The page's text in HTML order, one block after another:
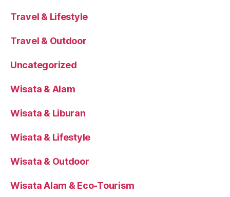
Travel & Lifestyle
Travel & Outdoor
Uncategorized
Wisata & Alam
Wisata & Liburan
Wisata & Lifestyle
Wisata & Outdoor
Wisata Alam & Eco-Tourism